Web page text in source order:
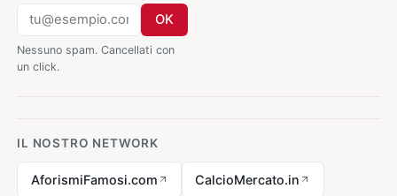
OK
Nessuno spam. Cancellati con
un click.
IL NOSTRO NETWORK
AforismiFamosi.com CalcioMercato.in